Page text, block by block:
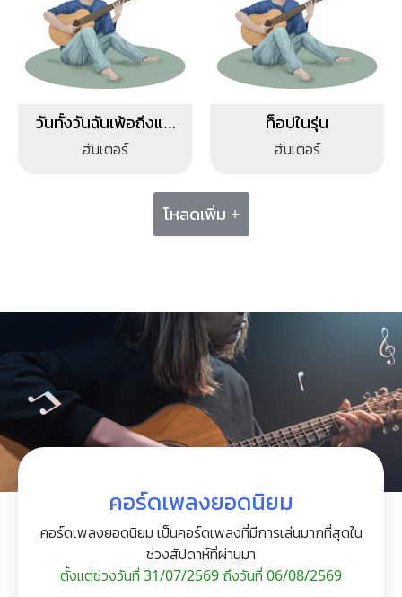
วันทั้งวันฉันเพ้อถึงแต่
เธอ
ฮันเตอร์
ท็อปในรุ่น
ฮันเตอร์
โหลดเพิ่ม +
คอร์ดเพลงยอดนิยม
คอร์ดเพลงยอดนิยม เป็นคอร์ดเพลงที่มีการเล่นมากที่สุดใน
ช่วงสัปดาห์ที่ผ่านมา
ตั้งแต่ช่วงวันที่ 31/07/2569 ถึงวันที่ 06/08/2569